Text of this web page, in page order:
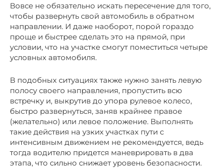
Вовсе не обязательно искать пересечение для того,
чтобы развернуть свой автомобиль в обратном
направлении. И даже наоборот, порой гораздо
проще и быстрее сделать это на прямой, при
условии, что на участке смогут поместиться четыре
условных автомобиля.
В подобных ситуациях также нужно занять левую
полосу своего направления, пропустить всю
встречку и, выкрутив до упора рулевое колесо,
быстро развернуться, заняв крайнее правое
(желательно) или левое положение. Выполнять
такие действия на узких участках пути с
интенсивным движением не рекомендуется, ведь
тогда водителю придется маневрировать в два
этапа, что сильно снижает уровень безопасности.